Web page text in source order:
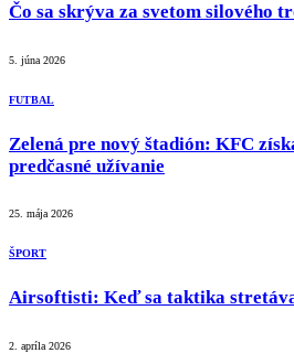
Čo sa skrýva za svetom silového
5. júna 2026
FUTBAL
Zelená pre nový štadión: KFC
predčasné užívanie
25. mája 2026
ŠPORT
Airsoftisti: Keď sa taktika
2. apríla 2026